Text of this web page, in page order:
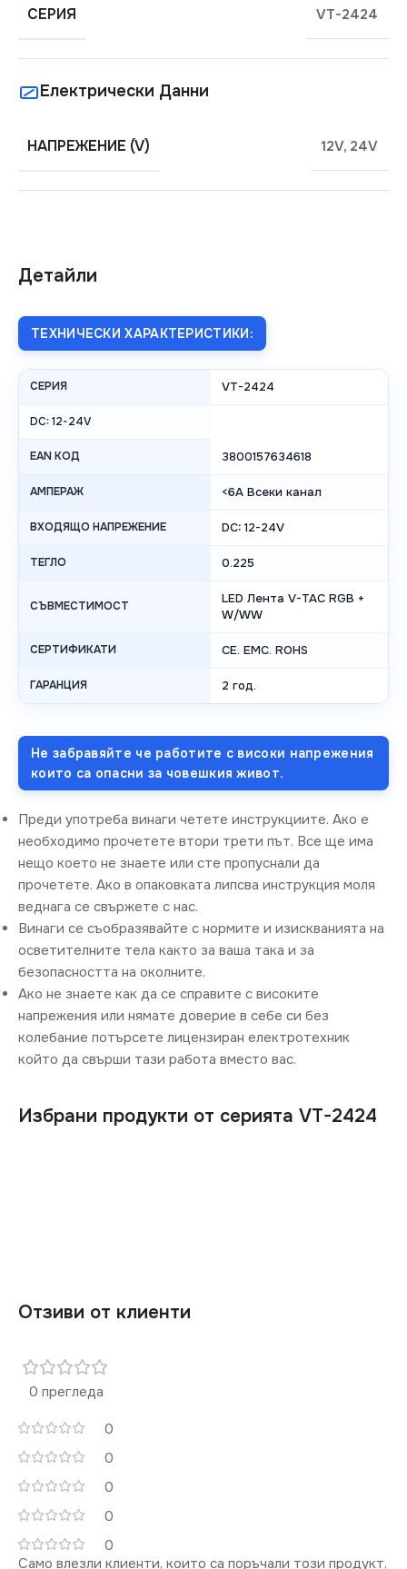
Детайли
ТЕХНИЧЕСКИ ХАРАКТЕРИСТИКИ:
СЕРИЯ VT-2424
DC: 12-24V
EAN КОД 3800157634618
АМПЕРАЖ <6A Всеки канал
ВХОДЯЩО НАПРЕЖЕНИЕ DC: 12-24V
ТЕГЛО 0.225
СЪВМЕСТИМОСТ
LED Лента V-TAC RGB +
W/WW
СЕРТИФИКАТИ CE. EMC. ROHS
ГАРАНЦИЯ 2 год.
Не забравяйте че работите с високи напрежения
които са опасни за човешкия живот.
Преди употреба винаги четете инструкциите. Ако е
необходимо прочетете втори трети път. Все ще има
нещо което не знаете или сте пропуснали да
прочетете. Ако в опаковката липсва инструкция моля
веднага се свържете с нас.
Винаги се съобразявайте с нормите и изискванията на
осветителните тела както за ваша така и за
безопасността на околните.
Ако не знаете как да се справите с високите
напрежения или нямате доверие в себе си без
колебание потърсете лицензиран електротехник
който да свърши тази работа вместо вас.
Избрани продукти от серията VT-2424
СЕРИЯ VT-2424
Електрически Данни
НАПРЕЖЕНИЕ (V) 12V, 24V
Отзиви от клиенти
0 прегледа
0
0
0
0
0
Само влезли клиенти, които са поръчали този продукт,